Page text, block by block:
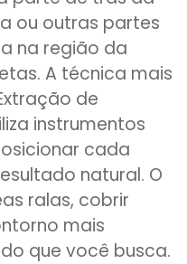
ou outras partes
na região da
A técnica mais
de
instrumentos
cada
natural. O
ralas, cobrir
mais
que você busca.